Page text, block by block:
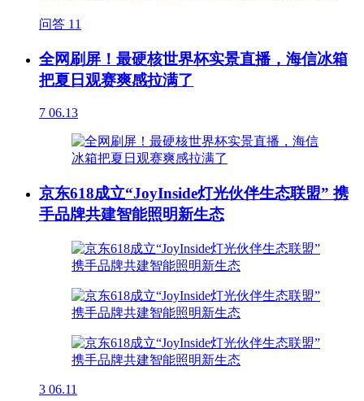
问答 11
全网刷屏！最硬核世界杯实景直播，海信冰箱
把夏日观赛爽感拉满了
7 06.13
京东618成立“JoyInside灯光伙伴生态联盟” 携
手品牌共建智能照明新生态
3 06.11